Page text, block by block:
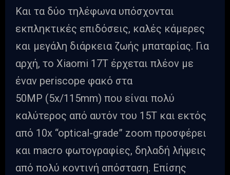
Και τα δύο τηλέφωνα υπόσχονται
εκπληκτικές επιδόσεις, καλές κάμερες
και μεγάλη διάρκεια ζωής μπαταρίας. Για
αρχή, το Xiaomi 17T έρχεται πλέον με
έναν periscope φακό στα
50MP (5x/115mm) που είναι πολύ
καλύτερος από αυτόν του 15T και εκτός
από 10x “optical-grade” zoom προσφέρει
και macro φωτογραφίες, δηλαδή λήψεις
από πολύ κοντινή απόσταση. Επίσης